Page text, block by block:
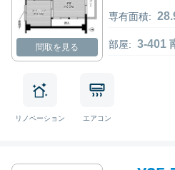
間取を見る
専有面積:
部屋: 3-401
リノベーション エアコン